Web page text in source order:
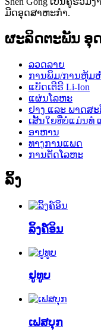
ມີດອຸດສາຫະກໍາ.
ຜະລິດຕະພັນ ອຸ
ລວດລາຍ
ການພິມ/ການຫຸ້ມ
ແບັດເຕີຣີ Li-Ion
ແຜ່ນໂລຫະ
ຢາງ ແລະ ພາດສ
ເສັ້ນໃຍທີ່ບໍ່ແມ່ນທໍ
ອາຫານ
ທາງການແພດ
ການຕັດໂລຫະ
ລິ້ງ
ລິ້ງຄ໌ອິນ
ຢູທູບ
ເຟສບຸກ